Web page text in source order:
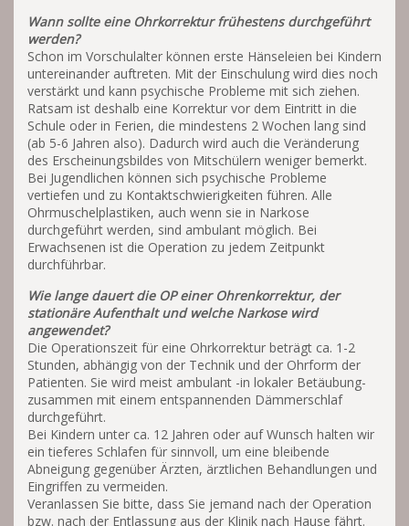
Wann sollte eine Ohrkorrektur frühestens durchgeführt
werden?
Schon im Vorschulalter können erste Hänseleien bei Kindern
untereinander auftreten. Mit der Einschulung wird dies noch
verstärkt und kann psychische Probleme mit sich ziehen.
Ratsam ist deshalb eine Korrektur vor dem Eintritt in die
Schule oder in Ferien, die mindestens 2 Wochen lang sind
(ab 5-6 Jahren also). Dadurch wird auch die Veränderung
des Erscheinungsbildes von Mitschülern weniger bemerkt.
Bei Jugendlichen können sich psychische Probleme
vertiefen und zu Kontaktschwierigkeiten führen. Alle
Ohrmuschelplastiken, auch wenn sie in Narkose
durchgeführt werden, sind ambulant möglich. Bei
Erwachsenen ist die Operation zu jedem Zeitpunkt
durchführbar.
Wie lange dauert die OP einer Ohrenkorrektur, der
stationäre Aufenthalt und welche Narkose wird
angewendet?
Die Operationszeit für eine Ohrkorrektur beträgt ca. 1-2
Stunden, abhängig von der Technik und der Ohrform der
Patienten. Sie wird meist ambulant -in lokaler Betäubung-
zusammen mit einem entspannenden Dämmerschlaf
durchgeführt.
Bei Kindern unter ca. 12 Jahren oder auf Wunsch halten wir
ein tieferes Schlafen für sinnvoll, um eine bleibende
Abneigung gegenüber Ärzten, ärztlichen Behandlungen und
Eingriffen zu vermeiden.
Veranlassen Sie bitte, dass Sie jemand nach der Operation
bzw. nach der Entlassung aus der Klinik nach Hause fährt.